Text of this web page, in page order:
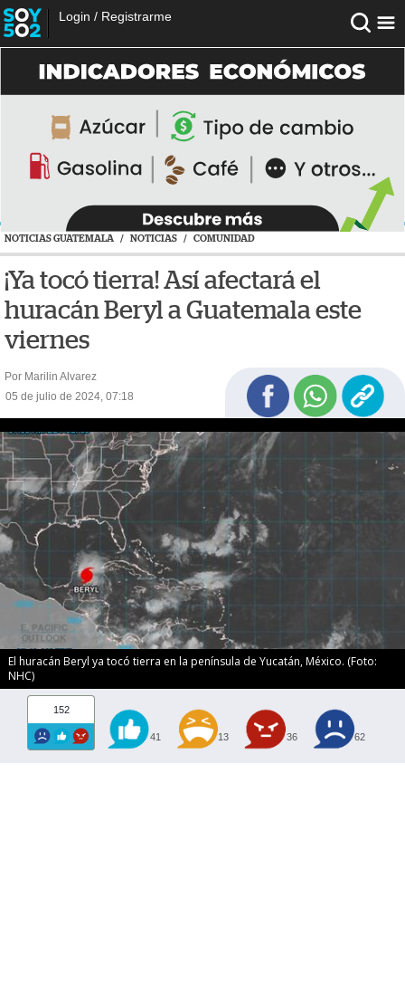
Login / Registrarme
NOTICIAS GUATEMALA / NOTICIAS / COMUNIDAD
¡Ya tocó tierra! Así afectará el
huracán Beryl a Guatemala este
viernes
Por Marilin Alvarez
05 de julio de 2024, 07:18
El huracán Beryl ya tocó tierra en la península de Yucatán, México. (Foto:
NHC)
152
41 13 36 62